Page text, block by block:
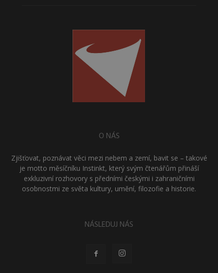
O NÁS
Zjišťovat, poznávat věci mezi nebem a zemí, bavit se – takové
je motto měsíčníku Instinkt, který svým čtenářům přináší
exkluzivní rozhovory s předními českými i zahraničními
osobnostmi ze světa kultury, umění, filozofie a historie.
NÁSLEDUJ NÁS